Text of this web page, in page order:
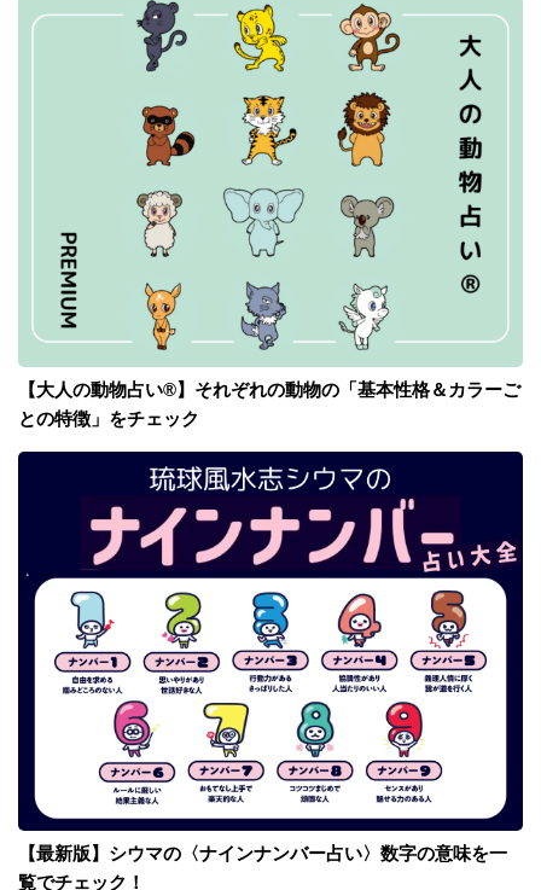
【大人の動物占い®】それぞれの動物の「基本性格＆カラーご
との特徴」をチェック
【最新版】シウマの〈ナインナンバー占い〉数字の意味を一
覧でチェック！